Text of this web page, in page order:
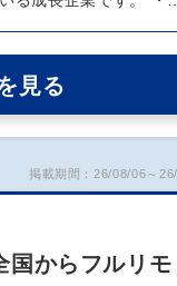
見る
掲載期間：26/08/06～
国からフルリモ